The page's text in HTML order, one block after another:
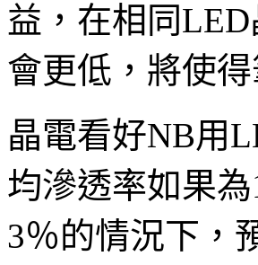
益，在相同
會更低，將使
晶電看好NB用
均滲透率如果
3％的情況下，